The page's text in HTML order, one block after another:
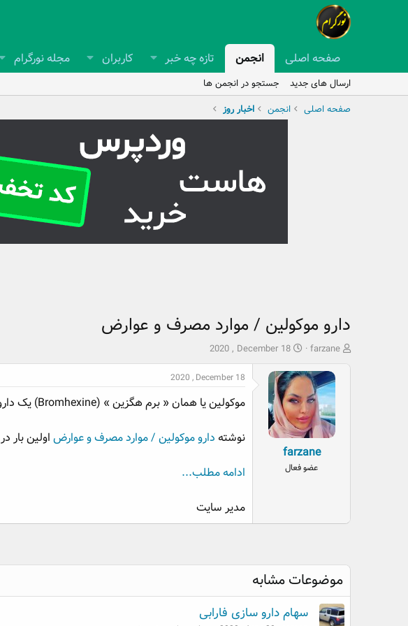
صفحه اصلی انجمن تازه چه خبر کاربران مجله نورگرام
ارسال های جدید
جستجو در انجمن ها
صفحه اصلی
انجمن اخبار روز
دارو موکولین / موارد مصرف و عوارض
ش
farzane
ت
ر
ی
خ
ش
ر
و
ع
2020 , December 18
farzane
عضو فعال
2020 , December 18
موکولین یا همان « برم هگزین » (Bromhexine) یک دارو خلط آور می‌باشد ،این دارو در مشکلات تنفسی افراد بزرگتر از 2 سال کاربرد دارد...
نوشته دارو موکولین / موارد مصرف و عوارض اولین بار در
ادامه مطلب...
مدیر سایت
موضوعات مشابه
سهام دارو سازی فارابی